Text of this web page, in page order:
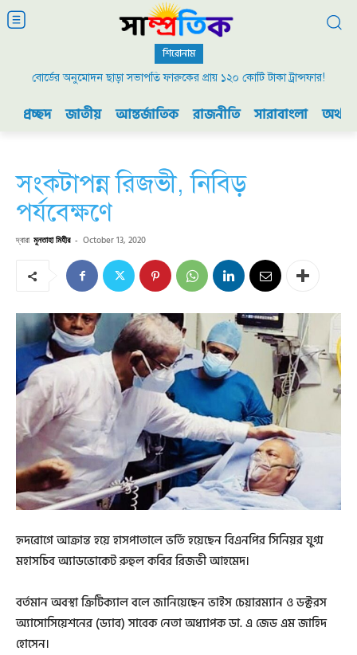
শিরোনাম
বোর্ডের অনুমোদন ছাড়া সভাপতি ফারুকের প্রায় ১২০ কোটি টাকা ট্রান্সফার!
প্রচ্ছদ জাতীয় আন্তর্জাতিক রাজনীতি সারাবাংলা
সংকটাপন্ন রিজভী, নিবিড়
পর্যবেক্ষণে
দ্বারা মুনতাহা মিহীর - October 13, 2020
হৃদরোগে আক্রান্ত হয়ে হাসপাতালে ভর্তি হয়েছেন বিএনপির সিনিয়র যুগ্ম
মহাসচিব অ্যাডভোকেট রুহুল কবির রিজভী আহমেদ।
বর্তমান অবস্থা ক্রিটিক্যাল বলে জানিয়েছেন ভাইস চেয়ারম্যান ও ডক্টরস
অ্যাসোসিয়েশনের (ড্যাব) সাবেক নেতা অধ্যাপক ডা. এ জেড এম জাহিদ
হোসেন।